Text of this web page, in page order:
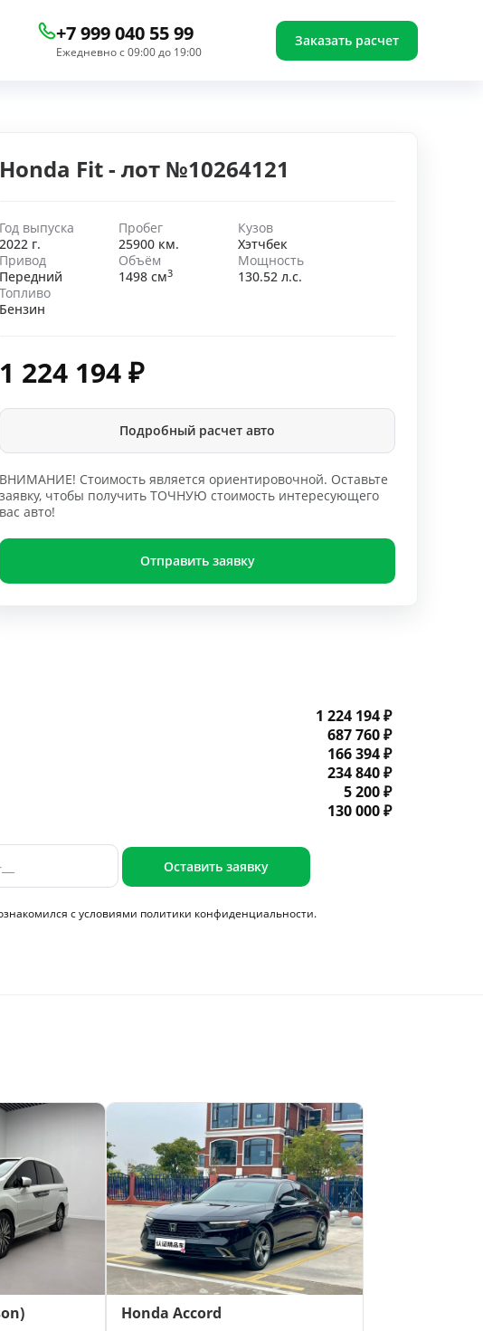
+7 999 040 55 99
Ежедневно с 09:00 до 19:00
Заказать расчет
Honda Fit - лот №10264121
Год выпуска
2022 г.
Пробег
25900 км.
Кузов
Хэтчбек
Привод
Передний
Объём
1498 см3
Мощность
130.52 л.с.
Топливо
Бензин
1 224 194₽
Подробный расчет авто
ВНИМАНИЕ! Стоимость является ориентировочной. Оставьте
заявку, чтобы получить ТОЧНУЮ стоимость интересующего
вас авто!
Отправить заявку
1 224 194 ₽
687 760 ₽
166 394 ₽
234 840 ₽
5 200 ₽
130 000 ₽
Оставить заявку
с условиями политики конфиденциальности.
Honda Accord